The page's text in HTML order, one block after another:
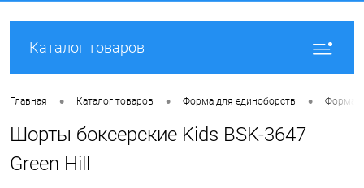
Каталог товаров
Главная • Каталог товаров • Форма для единоборств • Форма
Шорты боксерские Kids BSK-3647
Green Hill